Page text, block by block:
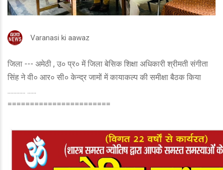
Varanasi ki aawaz
जिला --- अमेठी , उ० प्र० में जिला बेसिक शिक्षा अधिकारी श्रीमती संगीता
सिंह ने वी० आर० सी० केन्द्र जामों में कायाकल्प की समीक्षा बैठक किया
............ ......
=======================